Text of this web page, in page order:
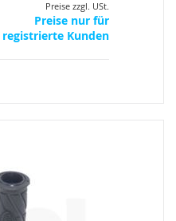
Preise zzgl. USt.
Preise nur für
registrierte Kunden